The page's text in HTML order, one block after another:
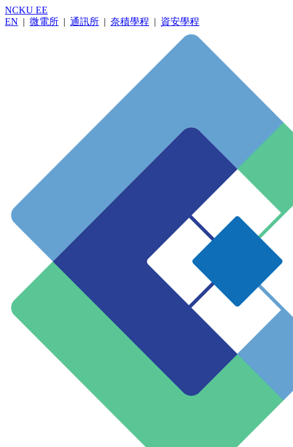
NCKU EE
EN | 微電所 | 通訊所 | 奈積學程 | 資安學程